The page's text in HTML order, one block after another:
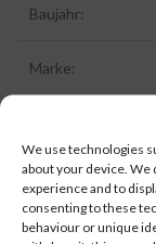
We use technologies
about your device. We
experience and to
consenting to these
behaviour or unique
Baujahr:
Marke:
Kilometerstand
(km):